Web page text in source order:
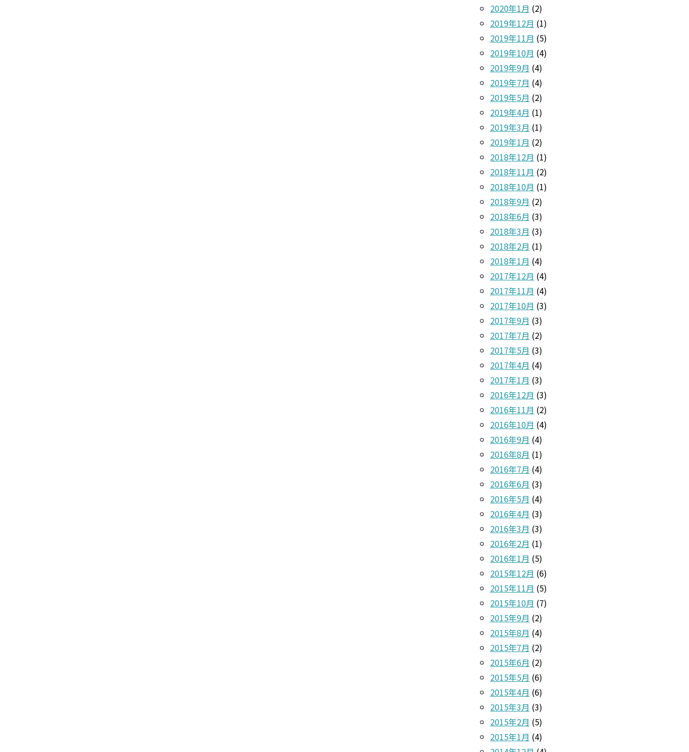
2020年1月 (2)
2019年12月 (1)
2019年11月 (5)
2019年10月 (4)
2019年9月 (4)
2019年7月 (4)
2019年5月 (2)
2019年4月 (1)
2019年3月 (1)
2019年1月 (2)
2018年12月 (1)
2018年11月 (2)
2018年10月 (1)
2018年9月 (2)
2018年6月 (3)
2018年3月 (3)
2018年2月 (1)
2018年1月 (4)
2017年12月 (4)
2017年11月 (4)
2017年10月 (3)
2017年9月 (3)
2017年7月 (2)
2017年5月 (3)
2017年4月 (4)
2017年1月 (3)
2016年12月 (3)
2016年11月 (2)
2016年10月 (4)
2016年9月 (4)
2016年8月 (1)
2016年7月 (4)
2016年6月 (3)
2016年5月 (4)
2016年4月 (3)
2016年3月 (3)
2016年2月 (1)
2016年1月 (5)
2015年12月 (6)
2015年11月 (5)
2015年10月 (7)
2015年9月 (2)
2015年8月 (4)
2015年7月 (2)
2015年6月 (2)
2015年5月 (6)
2015年4月 (6)
2015年3月 (3)
2015年2月 (5)
2015年1月 (4)